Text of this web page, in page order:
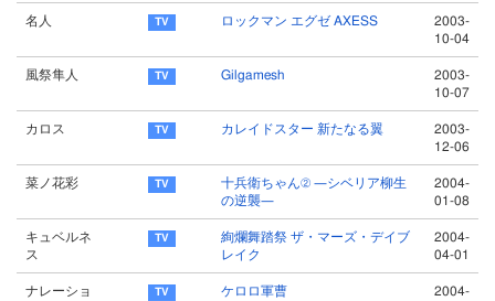
名人 ロックマン エグゼ AXESS
2003-
10-04
風祭隼人 Gilgamesh
2003-
10-07
カロス カレイドスター 新たなる翼
2003-
12-06
菜ノ花彩
十兵衛ちゃん② ―シベリア柳生
の逆襲―
2004-
01-08
キュベルネ
ス
絢爛舞踏祭 ザ・マーズ・デイブ
レイク
2004-
04-01
ナレーショ
ケロロ軍曹
2004-